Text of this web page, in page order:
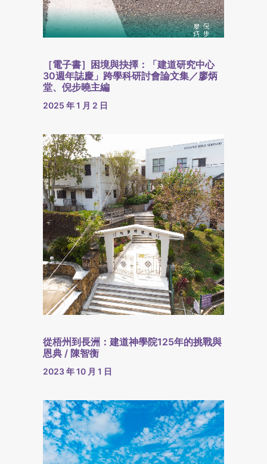
［電子書］困境與抉擇：「建道研究中心
30週年誌慶」跨學科研討會論文集／廖炳
堂、倪步曉主編
2025 年 1 月 2 日
從梧州到長洲：建道神學院125年的挑戰與
恩典 / 陳智衡
2023 年 10 月 1 日